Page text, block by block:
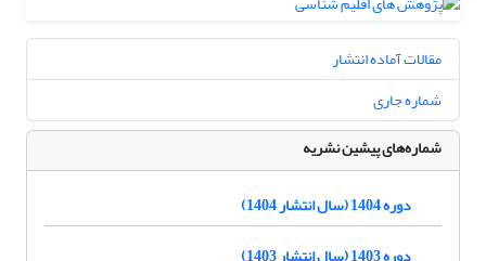
مقالات آماده انتشار
شماره جاری
شماره‌های پیشین نشریه
دوره 1404 (سال انتشار 1404)